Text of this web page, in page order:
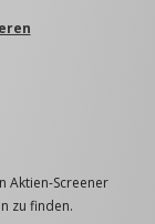
Aktien-Screener
zu finden.